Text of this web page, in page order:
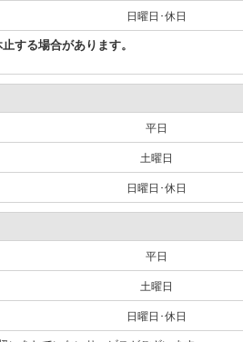
日曜日･休日
する場合があります。
平日
土曜日
日曜日･休日
平日
土曜日
日曜日･休日